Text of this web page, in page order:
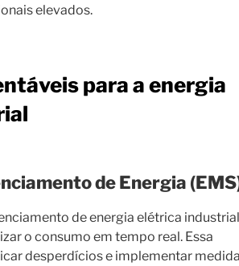
elevados.
para a energia
de Energia
de energia elétrica industrial
o consumo em tempo real. Essa
desperdícios e implementar